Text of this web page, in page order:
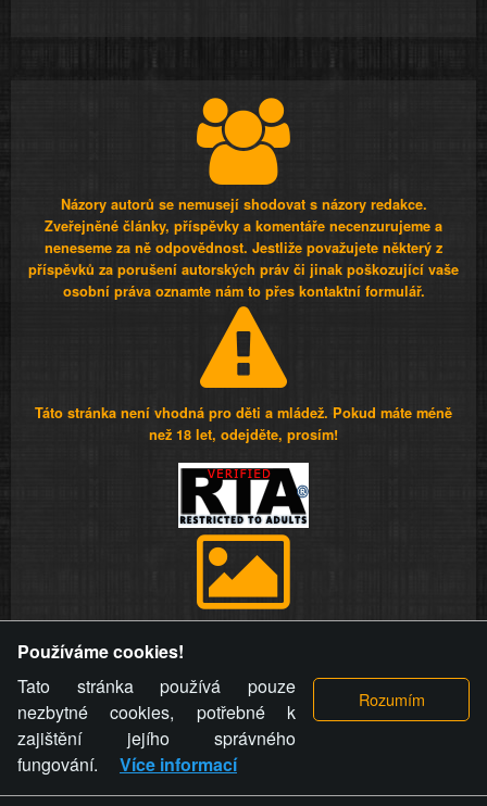
Názory autorů se nemusejí shodovat s názory redakce.
Zveřejněné články, příspěvky a komentáře necenzurujeme a
neneseme za ně odpovědnost. Jestliže považujete některý z
příspěvků za porušení autorských práv či jinak poškozující vaše
osobní práva oznamte nám to přes kontaktní formulář.
Táto stránka není vhodná pro děti a mládež. Pokud máte méně
než 18 let, odejděte, prosím!
videa a komentáře. Osoba, které se toto opatření provozovatele
stránky týče, ani osoba, která umístila fotografii nebo video na
stránku, nemůže z důvodu odstranění fotografie, videa nebo
komentáře pro výše uvedenou okolnost uplatnit vůči
provozovateli stránky žádný nárok na náhradu škody nebo
nemajetkové újmy.
Používáme cookies!
Tato stránka používá pouze
nezbytné cookies, potřebné k
zajištění jejího správného
fungování.
Více informací